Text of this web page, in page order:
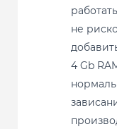
не
4 Gb